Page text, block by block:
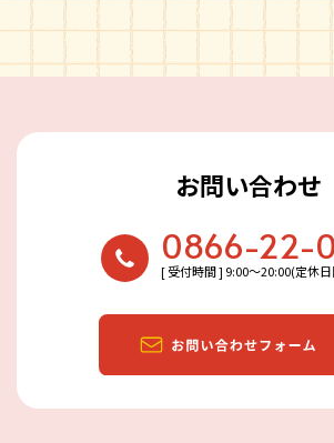
お問い合わせ
0866-22-
[ 受付時間 ] 9:00〜20:00(定休